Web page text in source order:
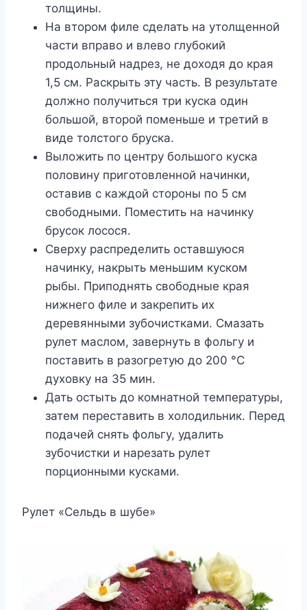
толщины.
На втором филе сделать на утолщенной
части вправо и влево глубокий
продольный надрез, не доходя до края
1,5 см. Раскрыть эту часть. В результате
должно получиться три куска один
большой, второй поменьше и третий в
виде толстого бруска.
Выложить по центру большого куска
половину приготовленной начинки,
оставив с каждой стороны по 5 см
свободными. Поместить на начинку
брусок лосося.
Сверху распределить оставшуюся
начинку, накрыть меньшим куском
рыбы. Приподнять свободные края
нижнего филе и закрепить их
деревянными зубочистками. Смазать
рулет маслом, завернуть в фольгу и
поставить в разогретую до 200 °С
духовку на 35 мин.
Дать остыть до комнатной температуры,
затем переставить в холодильник. Перед
подачей снять фольгу, удалить
зубочистки и нарезать рулет
порционными кусками.
Рулет «Сельдь в шубе»